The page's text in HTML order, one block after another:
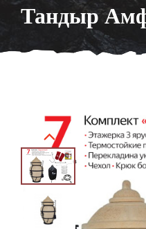
Тандыр